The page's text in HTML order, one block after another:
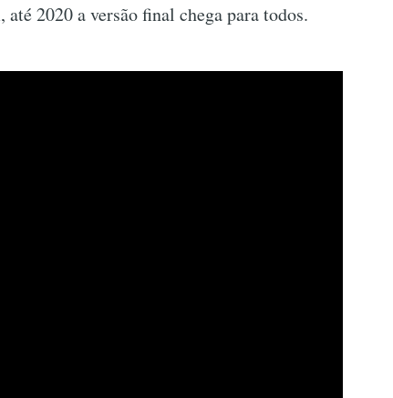
2020 a versão final chega para todos.